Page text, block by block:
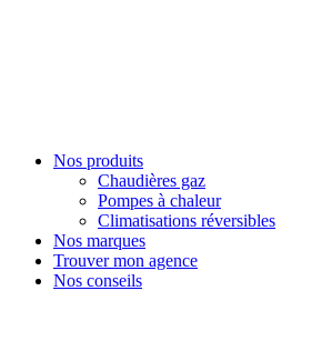
Nos produits
Chaudières gaz
Pompes à chaleur
Climatisations réversibles
Nos marques
Trouver mon agence
Nos conseils